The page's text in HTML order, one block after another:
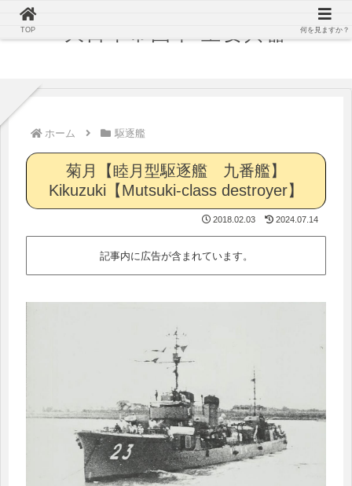
ホーム 駆逐艦
菊月【睦月型駆逐艦 九番艦】
Kikuzuki【Mutsuki-class destroyer】
2018.02.03 2024.07.14
記事内に広告が含まれています。
TOP 何を見ますか？